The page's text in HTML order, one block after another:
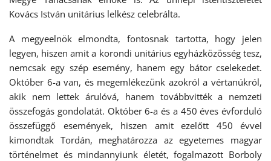
Kovács István unitárius lelkész celebrálta.
A megyeelnök elmondta, fontosnak tartotta, hogy jelen
legyen, hiszen amit a korondi unitárius egyházközösség tesz,
nemcsak egy szép esemény, hanem egy bátor cselekedet.
Október 6-a van, és megemlékezünk azokról a vértanúkról,
akik nem lettek árulóvá, hanem továbbvitték a nemzeti
összefogás gondolatát. Október 6-a és a 450 éves évforduló
összefüggő események, hiszen amit ezelőtt 450 évvel
kimondtak Tordán, meghatározza az egyetemes magyar
történelmet és mindannyiunk életét, fogalmazott Borboly